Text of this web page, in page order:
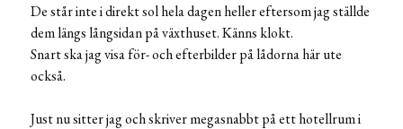
De står inte i direkt sol hela dagen heller eftersom jag ställde
dem längs långsidan på växthuset. Känns klokt.
Snart ska jag visa för- och efterbilder på lådorna här ute
också.
Just nu sitter jag och skriver megasnabbt på ett hotellrum i